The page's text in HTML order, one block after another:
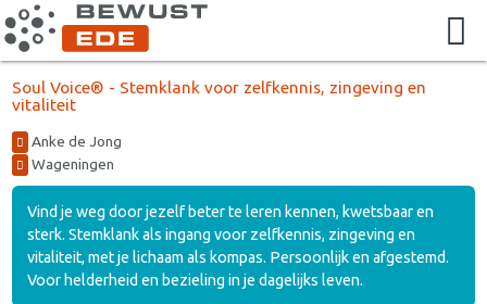
Soul Voice® - Stemklank voor zelfkennis, zingeving en
vitaliteit
Anke de Jong
Wageningen
Vind je weg door jezelf beter te leren kennen, kwetsbaar en
sterk. Stemklank als ingang voor zelfkennis, zingeving en
vitaliteit, met je lichaam als kompas. Persoonlijk en afgestemd.
Voor helderheid en bezieling in je dagelijks leven.